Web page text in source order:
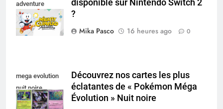
adventure
nintendo switch
disponible sur Nintendo Switch 2
?
Mika Pasco
16 heures ago 0
mega evolution
nuit noire
Découvrez nos cartes les plus
éclatantes de « Pokémon Méga
Évolution » Nuit noire